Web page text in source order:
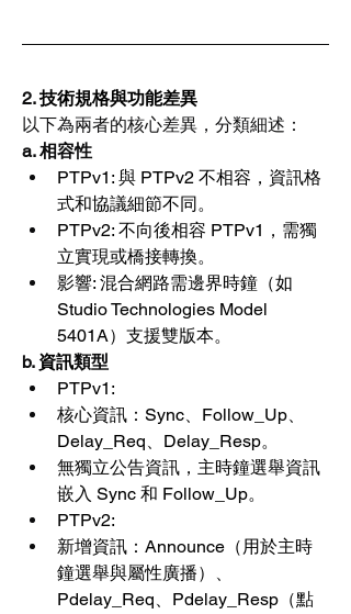
2. 技術規格與功能差異
以下為兩者的核心差異，分類細述：
a. 相容性
PTPv1: 與 PTPv2 不相容，資訊格
式和協議細節不同。
PTPv2: 不向後相容 PTPv1，需獨
立實現或橋接轉換。
影響: 混合網路需邊界時鐘（如
Studio Technologies Model
5401A）支援雙版本。
b. 資訊類型
PTPv1:
核心資訊：Sync、Follow_Up、
Delay_Req、Delay_Resp。
無獨立公告資訊，主時鐘選舉資訊
嵌入 Sync 和 Follow_Up。
PTPv2:
新增資訊：Announce（用於主時
鐘選舉與屬性廣播）、
Pdelay_Req、Pdelay_Resp（點